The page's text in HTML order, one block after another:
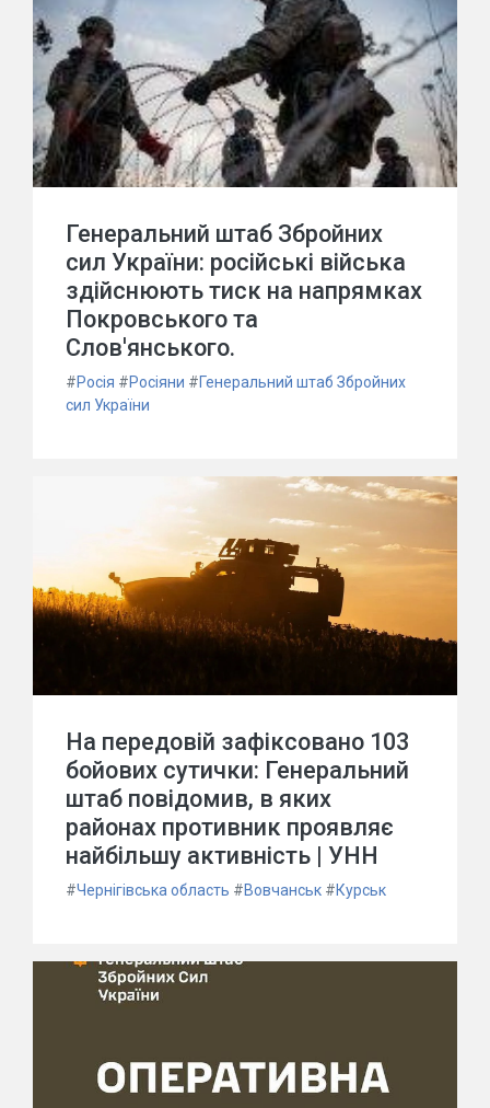
Генеральний штаб Збройних
сил України: російські війська
здійснюють тиск на напрямках
Покровського та
Слов'янського.
#Росія #Росіяни #Генеральний штаб Збройних
сил України
На передовій зафіксовано 103
бойових сутички: Генеральний
штаб повідомив, в яких
районах противник проявляє
найбільшу активність | УНН
#Чернігівська область #Вовчанськ #Курськ